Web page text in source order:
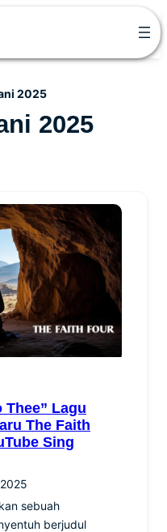
2025
2025
Thee” Lagu
The Faith
Sing
sebuah
berjudul